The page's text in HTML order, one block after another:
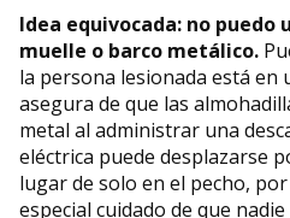
Idea equivocada: no puedo
muelle o barco metálico.
la persona lesionada está en
asegura de que las
metal al administrar una
eléctrica puede desplazarse
lugar de solo en el pecho,
especial cuidado de que